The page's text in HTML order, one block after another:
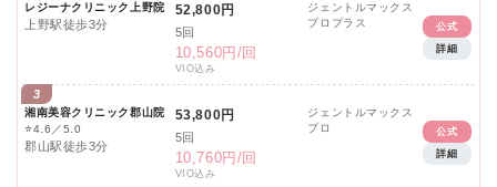
レジーナクリニック上野院
上野駅徒歩3分
52,800円
5回
10,560円/回
VIO込み
ジェントルマックス
プロプラス
公式
詳細
3
湘南美容クリニック郡山院
⭐4.6／5.0
郡山駅徒歩3分
53,800円
5回
10,760円/回
VIO込み
ジェントルマックス
プロ
公式
詳細